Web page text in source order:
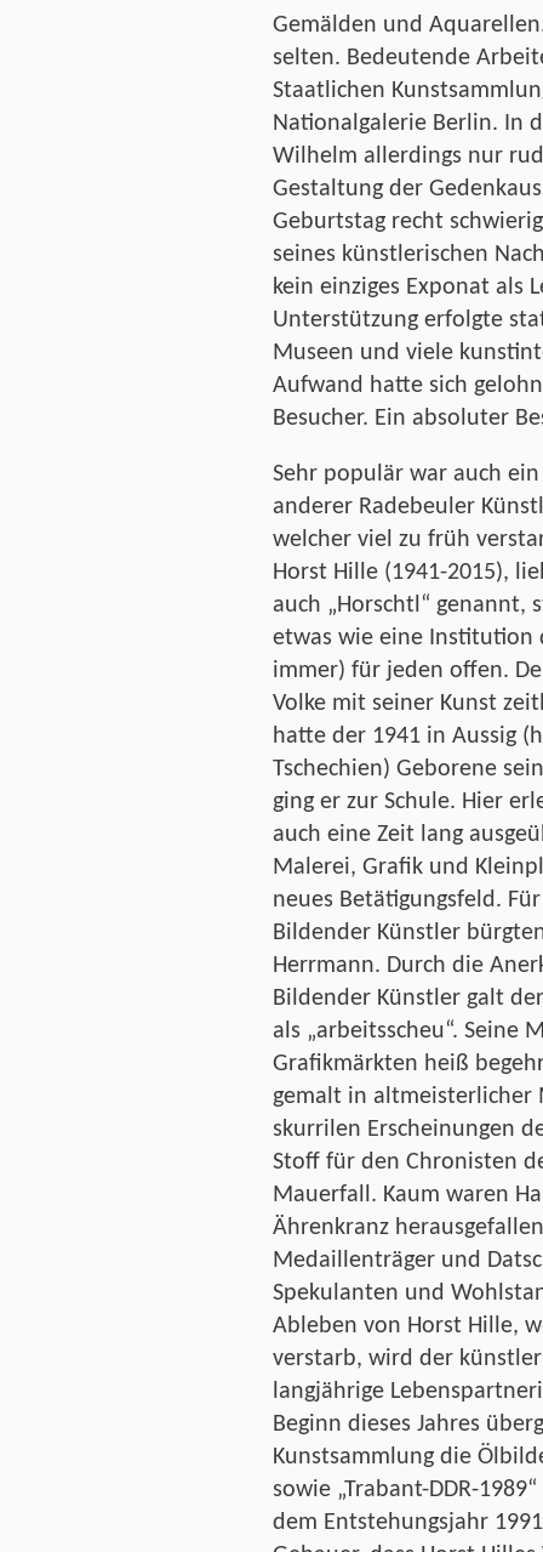
Gemälden und
selten. Bedeutende
Staatlichen
Nationalgalerie Berlin. In
Wilhelm allerdings nur
Gestaltung der
Geburtstag recht
seines künstlerischen
kein einziges Exponat als
Unterstützung erfolgte
Museen und viele
Aufwand hatte sich
Besucher. Ein absoluter
Sehr populär war auch ein
anderer Radebeuler
welcher viel zu früh
Horst Hille (1941-2015),
auch „Horschtl“ genannt,
etwas wie eine Institution
immer) für jeden offen.
Volke mit seiner Kunst
hatte der 1941 in Aussig
Tschechien) Geborene
ging er zur Schule. Hier
auch eine Zeit lang
Malerei, Grafik und
neues Betätigungsfeld.
Bildender Künstler
Herrmann. Durch die
Bildender Künstler galt
als „arbeitsscheu“. Seine
Grafikmärkten heiß
gemalt in altmeisterlicher
skurrilen Erscheinungen
Stoff für den Chronisten
Mauerfall. Kaum waren
Ährenkranz
Medaillenträger und
Spekulanten und
Ableben von Horst Hille,
verstarb, wird der
langjährige
Beginn dieses Jahres
Kunstsammlung die
sowie „Trabant-DDR-
dem Entstehungsjahr